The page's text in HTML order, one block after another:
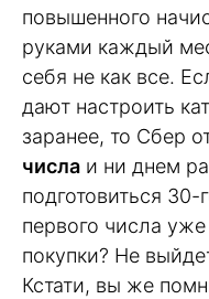
повышенного
руками каждый
себя не как все.
дают настроить
заранее, то Сбер
числа и ни днем
подготовиться
первого числа
покупки? Не
Кстати, вы же